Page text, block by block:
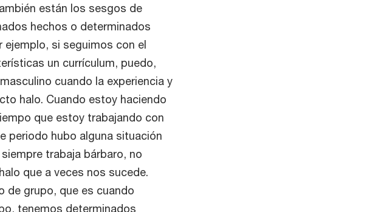
están los sesgos de
hechos o determinados
si seguimos con el
un currículum, puedo,
cuando la experiencia y
halo. Cuando estoy haciendo
que estoy trabajando con
periodo hubo alguna situación
trabaja bárbaro, no
que a veces nos sucede.
de grupo, que es cuando
tenemos determinados